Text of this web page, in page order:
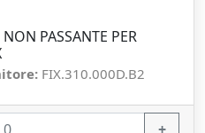
PASSANTE PER
FIX.310.000D.B2